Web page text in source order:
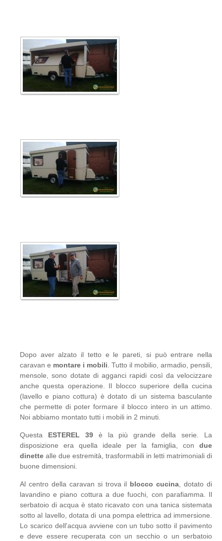
Dopo aver alzato il tetto e le pareti, si può entrare nella
caravan e montare i mobili. Tutto il mobilio, armadio, pensili,
mensole, sono dotate di agganci rapidi così da velocizzare
anche questa operazione. Il blocco superiore della cucina
(lavello e piano cottura) è dotato di un sistema basculante
che permette di poter formare il blocco intero in un attimo.
Noi abbiamo montato tutti i mobili in 2 minuti.
Questa ESTEREL 39è la più grande della serie. La
disposizione era quella ideale per la famiglia, con due
dinette alle due estremità, trasformabili in letti matrimoniali di
buone dimensioni.
Al centro della caravan si trova il blocco cucina, dotato di
lavandino e piano cottura a due fuochi, con parafiamma. Il
serbatoio di acqua è stato ricavato con una tanica sistemata
sotto al lavello, dotata di una pompa elettrica ad immersione.
Lo scarico dell'acqua avviene con un tubo sotto il pavimento
e deve essere recuperata con un secchio o un serbatoio